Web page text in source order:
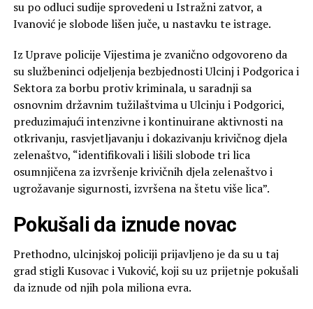
su po odluci sudije sprovedeni u Istražni zatvor, a
Ivanović je slobode lišen juče, u nastavku te istrage.
Iz Uprave policije Vijestima je zvanično odgovoreno da
su službeninci odjeljenja bezbjednosti Ulcinj i Podgorica i
Sektora za borbu protiv kriminala, u saradnji sa
osnovnim državnim tužilaštvima u Ulcinju i Podgorici,
preduzimajući intenzivne i kontinuirane aktivnosti na
otkrivanju, rasvjetljavanju i dokazivanju krivičnog djela
zelenaštvo, “identifikovali i lišili slobode tri lica
osumnjičena za izvršenje krivičnih djela zelenaštvo i
ugrožavanje sigurnosti, izvršena na štetu više lica”.
Pokušali da iznude novac
Prethodno, ulcinjskoj policiji prijavljeno je da su u taj
grad stigli Kusovac i Vuković, koji su uz prijetnje pokušali
da iznude od njih pola miliona evra.